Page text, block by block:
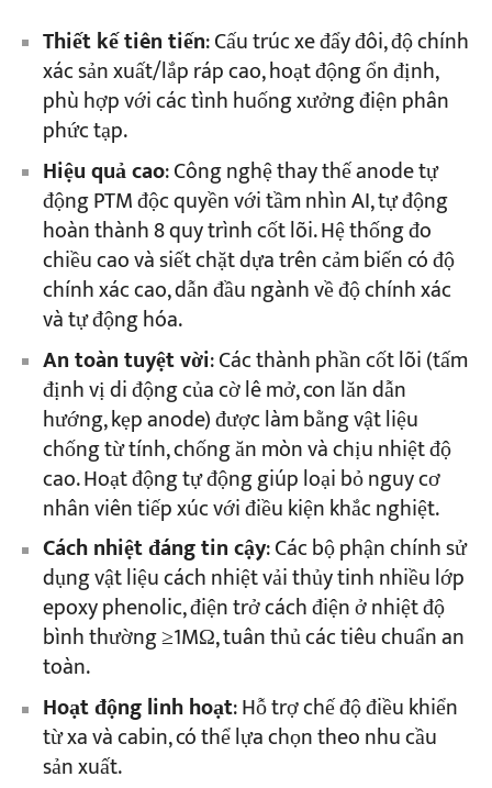
Thiết kế tiên tiến: Cấu trúc xe đẩy đôi, độ chính
xác sản xuất/lắp ráp cao, hoạt động ổn định,
phù hợp với các tình huống xưởng điện phân
phức tạp.
Hiệu quả cao: Công nghệ thay thế anode tự
động PTM độc quyền với tầm nhìn AI, tự động
hoàn thành 8 quy trình cốt lõi. Hệ thống đo
chiều cao và siết chặt dựa trên cảm biến có độ
chính xác cao, dẫn đầu ngành về độ chính xác
và tự động hóa.
An toàn tuyệt vời: Các thành phần cốt lõi (tấm
định vị di động của cờ lê mở, con lăn dẫn
hướng, kẹp anode) được làm bằng vật liệu
chống từ tính, chống ăn mòn và chịu nhiệt độ
cao. Hoạt động tự động giúp loại bỏ nguy cơ
nhân viên tiếp xúc với điều kiện khắc nghiệt.
Cách nhiệt đáng tin cậy: Các bộ phận chính sử
dụng vật liệu cách nhiệt vải thủy tinh nhiều lớp
epoxy phenolic, điện trở cách điện ở nhiệt độ
bình thường ≥1MΩ, tuân thủ các tiêu chuẩn an
toàn.
Hoạt động linh hoạt: Hỗ trợ chế độ điều khiển
từ xa và cabin, có thể lựa chọn theo nhu cầu
sản xuất.